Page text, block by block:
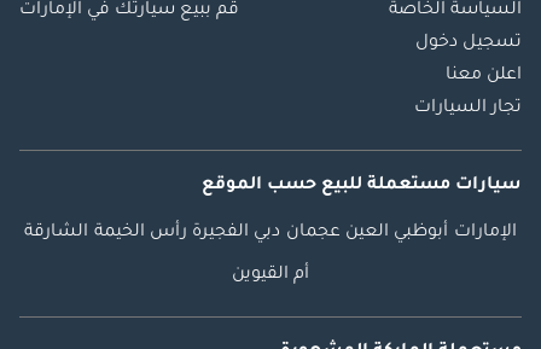
السياسة الخاصة
تسجيل دخول
اعلن معنا
تجار السيارات
قم ببيع سيارتك في الإمارات
سيارات مستعملة للبيع حسب الموقع
الإمارات أبوظبي العين عجمان دبي الفجيرة رأس الخيمة الشارقة
أم القيوين